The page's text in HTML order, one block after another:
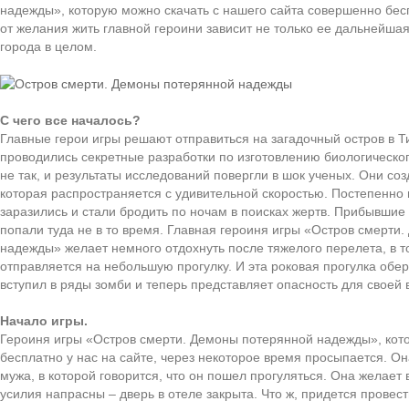
надежды», которую можно скачать с нашего сайта совершенно
от желания жить главной героини зависит не только ее
города в целом.
С чего все началось?
Главные герои игры решают отправиться на загадочный остров в
проводились секретные разработки по изготовлению
не так, и результаты исследований повергли в шок ученых. Они
которая распространяется с удивительной скоростью. Постепенно
заразились и стали бродить по ночам в поисках жертв.
попали туда не в то время. Главная героиня игры «Остров
надежды» желает немного отдохнуть после тяжелого перелета, в
отправляется на небольшую прогулку. И эта роковая прогулка
вступил в ряды зомби и теперь представляет опасность для своей
Начало игры.
Героиня игры «Остров смерти. Демоны потерянной надежды»,
бесплатно у нас на сайте, через некоторое время просыпается.
мужа, в которой говорится, что он пошел прогуляться. Она желает
усилия напрасны – дверь в отеле закрыта. Что ж, придется